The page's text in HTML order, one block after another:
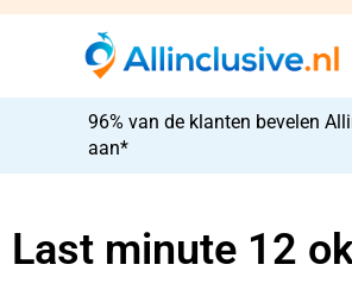
96% van de klanten bevelen
aan*
Last minute 12